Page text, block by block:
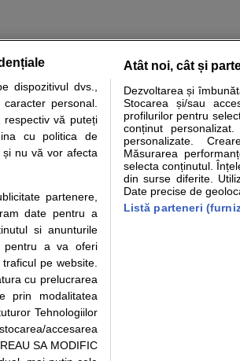
analize Specialitati medicale Boli si
despre sanatate disponibile pe
medicale. Va sfatuim, ca pe langa informatia
programari la medic Clickmed.
Drepturile consumatorului
Protectia consumatorilor - ANPC
Solutionarea Alternativa a
Litigiilor
Info consumator: 0800.080.999
Formulare europene - CNAS
Ministerul Sanatatii - ANMDM
Parteneri
dispozitivul dvs.,
personal.
respectiv vă puteți
cu politica de
nu vă vor afecta
partenere,
date pentru a
si anunturile
pentru a va oferi
pe website.
cu prelucrarea
prin modalitatea
Tehnologiilor
accesarea
SA MODIFIC
Atât noi, cât și
Dezvoltarea și
Stocarea și/sau
profilurilor pentru
conținut
personalizate.
Măsurarea
selecta conținutul.
din surse diferite.
Date precise de
Listă parteneri